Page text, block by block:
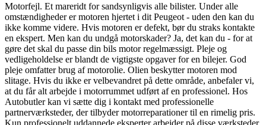
Motorfejl. Et mareridt for sandsynligvis alle bilister. Under alle
omstændigheder er motoren hjertet i dit Peugeot - uden den kan du
ikke komme videre. Hvis motoren er defekt, bør du straks kontakte
en ekspert. Men kan du undgå motorskader? Ja, det kan du - for at
gøre det skal du passe din bils motor regelmæssigt. Pleje og
vedligeholdelse er blandt de vigtigste opgaver for en bilejer. God
pleje omfatter brug af motorolie. Olien beskytter motoren mod
slitage. Hvis du ikke er velbevandret på dette område, anbefaler vi,
at du får alt arbejde i motorrummet udført af en professionel. Hos
Autobutler kan vi sætte dig i kontakt med professionelle
partnerværksteder, der tilbyder motorreparationer til en rimelig pris.
Kun professionelt uddannede eksperter arbejder på disse værksteder,